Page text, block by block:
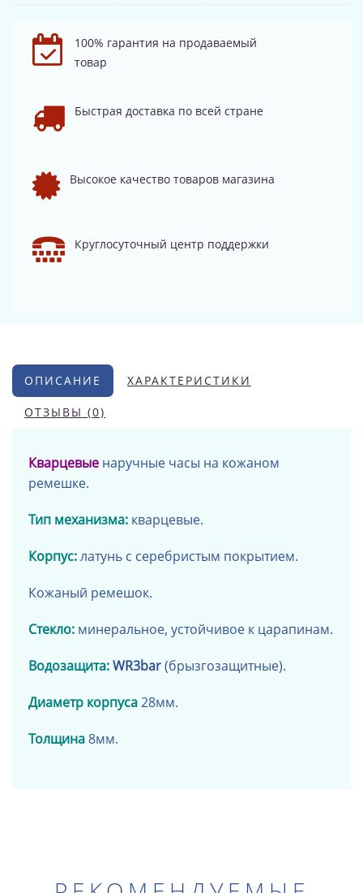
100% гарантия на продаваемый
товар
Быстрая доставка по всей стране
Высокое качество товаров магазина
Круглосуточный центр поддержки
ОПИСАНИЕ ХАРАКТЕРИСТИКИ
ОТЗЫВЫ (0)
Кварцевые наручные часы на кожаном
ремешке.
Тип механизма: кварцевые.
Корпус:латунь с серебристым покрытием.
Кожаный ремешок.
Стекло: минеральное, устойчивое к царапинам.
Водозащита:WR3bar(брызгозащитные).
Диаметр корпуса28мм.
Толщина8мм.